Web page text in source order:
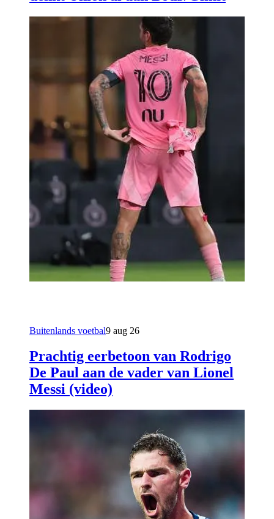
Buitenlands voetbal9 aug 26
Prachtig eerbetoon van Rodrigo
De Paul aan de vader van Lionel
Messi (video)